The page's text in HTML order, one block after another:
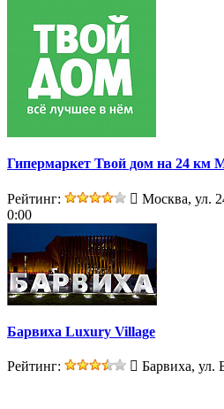
Гипермаркет Твой дом на 24
Рейтинг: Москва, ул.
0:00
Барвиха Luxury Village
Рейтинг: Барвиха, ул.